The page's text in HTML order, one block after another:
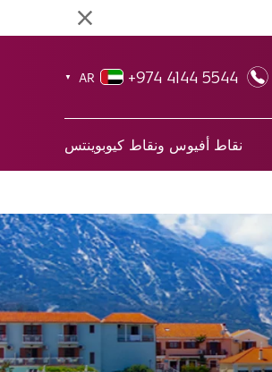
+974 4144 5544
AR
▼
نقاط أفيوس ونقاط كيوبوينتس